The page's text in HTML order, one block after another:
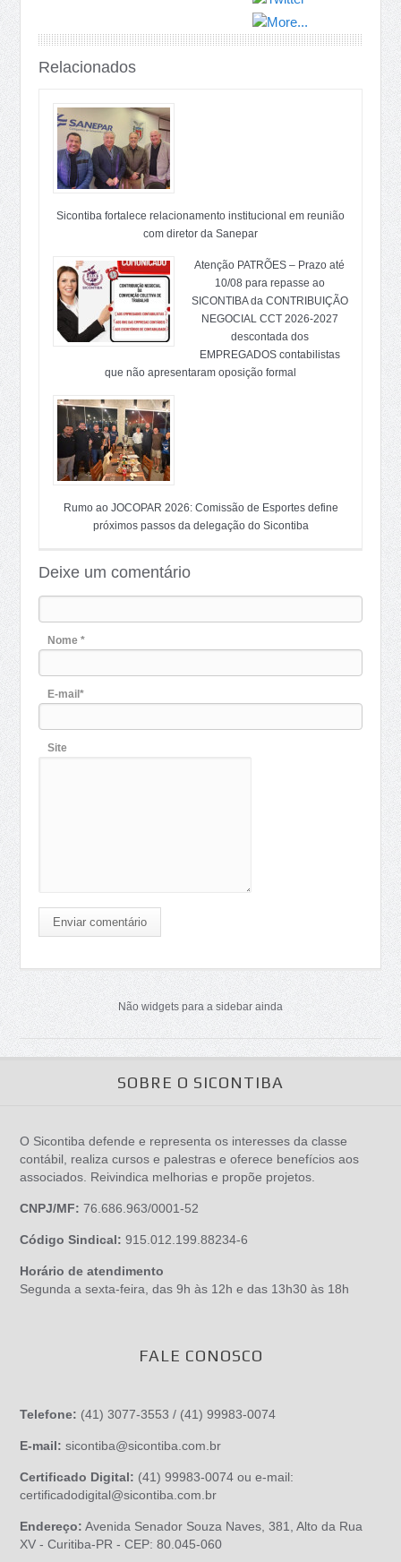
Relacionados
Sicontiba fortalece relacionamento institucional em reunião
com diretor da Sanepar
Atenção PATRÕES – Prazo até
10/08 para repasse ao
SICONTIBA da CONTRIBUIÇÃO
NEGOCIAL CCT 2026-2027
descontada dos
EMPREGADOS contabilistas
que não apresentaram oposição formal
Rumo ao JOCOPAR 2026: Comissão de Esportes define
próximos passos da delegação do Sicontiba
Deixe um comentário
Nome *
E-mail*
Site
Enviar comentário
Não widgets para a sidebar ainda
SOBRE O SICONTIBA
O Sicontiba defende e representa os interesses da classe
contábil, realiza cursos e palestras e oferece benefícios aos
associados. Reivindica melhorias e propõe projetos.
CNPJ/MF: 76.686.963/0001-52
Código Sindical: 915.012.199.88234-6
Horário de atendimento
Segunda a sexta-feira, das 9h às 12h e das 13h30 às 18h
FALE CONOSCO
Telefone: (41) 3077-3553 / (41) 99983-0074
E-mail:sicontiba@sicontiba.com.br
Certificado Digital: (41) 99983-0074 ou e-mail:
certificadodigital@sicontiba.com.br
Endereço: Avenida Senador Souza Naves, 381, Alto da Rua
XV - Curitiba-PR - CEP: 80.045-060